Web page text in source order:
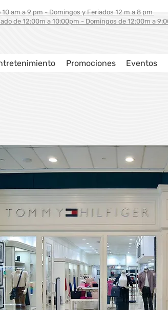
Promociones Eventos
10 am a 9 pm - Domingos y Feriados 12 m a 8 pm
de 12:00m a 10:00pm - Domingos de 12:00m a